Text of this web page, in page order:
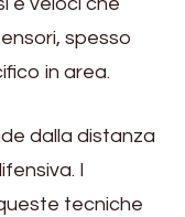
e veloci che
spesso
in area.
dalla distanza
I
tecniche